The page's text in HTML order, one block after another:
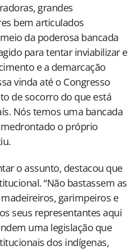
grandes
bem articulados
da poderosa bancada
para tentar inviabilizar e
e a demarcação
vinda até o Congresso
de socorro do que está
Nós temos uma bancada
o próprio
o assunto, destacou que
“Não bastassem as
garimpeiros e
seus representantes aqui
uma legislação que
dos indígenas,